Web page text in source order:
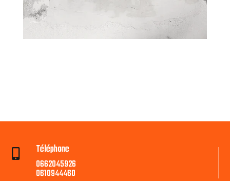
Téléphone
0662045926
0610944460